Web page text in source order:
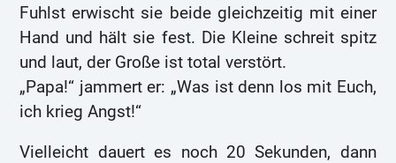
Fuhlst erwischt sie beide gleichzeitig mit einer
Hand und hält sie fest. Die Kleine schreit spitz
und laut, der Große ist total verstört.
„Papa!“ jammert er: „Was ist denn los mit Euch,
ich krieg Angst!“
Vielleicht dauert es noch 20 Sekunden, dann